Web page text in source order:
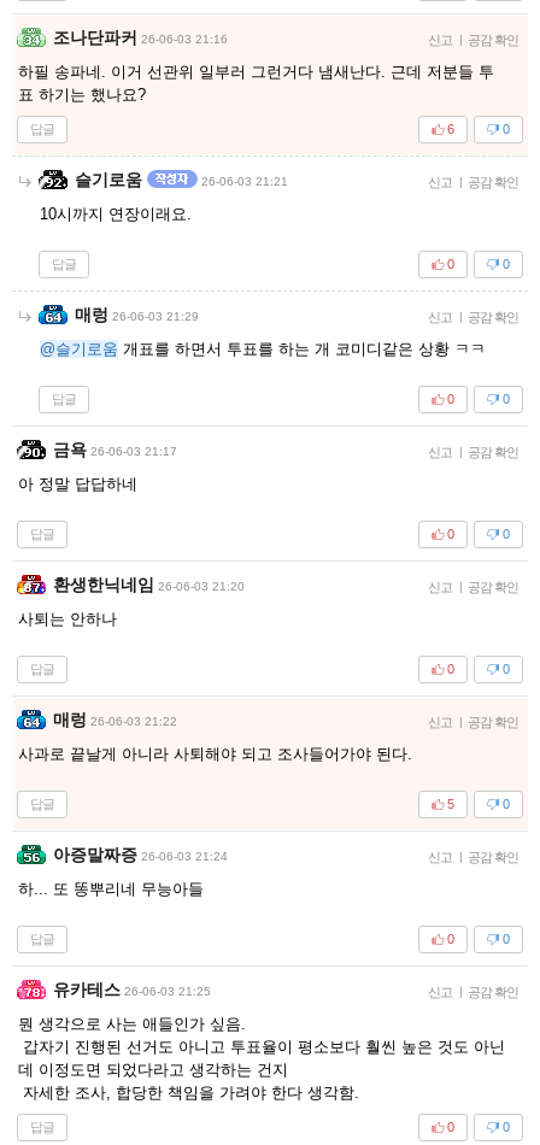
조나단파커 26-06-03 21:16 신고 | 공감 확인
하필 송파네. 이거 선관위 일부러 그런거다 냄새난다. 근데 저분들 투
표 하기는 했나요?
답글 0
6
슬기로움 26-06-03 21:21 신고 | 공감 확인
10시까지 연장이래요.
답글 0
0
매렁 26-06-03 21:29 신고 | 공감 확인
@슬기로움 개표를 하면서 투표를 하는 개 코미디같은 상황 ㅋㅋ
답글 0
0
금욕 26-06-03 21:17 신고 | 공감 확인
아 정말 답답하네
답글 0
0
환생한닉네임 26-06-03 21:20 신고 | 공감 확인
사퇴는 안하나
답글 0
0
매렁 26-06-03 21:22 신고 | 공감 확인
사과로 끝날게 아니라 사퇴해야 되고 조사들어가야 된다.
답글 0
5
아증말짜증 26-06-03 21:24 신고 | 공감 확인
하... 또 똥뿌리네 무능아들
답글 0
0
유카테스 26-06-03 21:25 신고 | 공감 확인
뭔 생각으로 사는 애들인가 싶음.
갑자기 진행된 선거도 아니고 투표율이 평소보다 훨씬 높은 것도 아닌
데 이정도면 되었다라고 생각하는 건지
자세한 조사, 합당한 책임을 가려야 한다 생각함.
답글 0
0